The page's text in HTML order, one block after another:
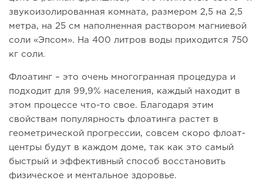
звукоизолированная комната, размером 2,5 на 2,5
метра, на 25 см наполненная раствором магниевой
соли «Эпсом». На 400 литров воды приходится 750
кг соли.
Флоатинг – это очень многогранная процедура и
подходит для 99,9% населения, каждый находит в
этом процессе что-то свое. Благодаря этим
свойствам популярность флоатинга растет в
геометрической прогрессии, совсем скоро флоат-
центры будут в каждом доме, так как это самый
быстрый и эффективный способ восстановить
физическое и ментальное здоровье.